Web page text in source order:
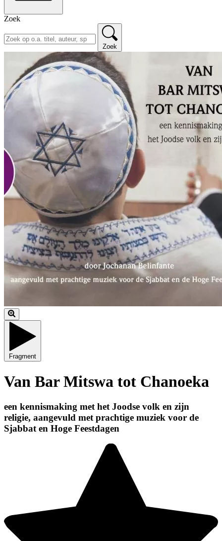
Zoek
Zoek
Fragment
Van Bar Mitswa tot Chanoeka
een kennismaking met het Joodse volk en zijn
religie, aangevuld met prachtige muziek voor de
Sjabbat en Hoge Feestdagen